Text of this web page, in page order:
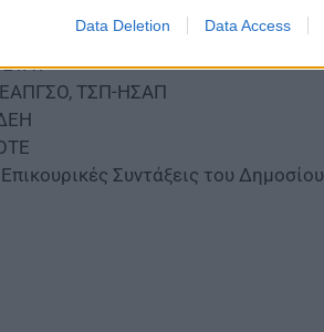
Data Deletion Data Access
ΕΤΑΠ – ΜΜΕ
ΤΣΠ-ΗΣΑΠ
Συντάξεις του Δημοσίου